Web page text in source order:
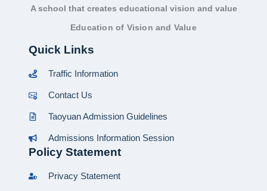
A school that creates educational vision and value
Education of Vision and Value
Quick Links
Traffic Information
Contact Us
Taoyuan Admission Guidelines
Admissions Information Session
Policy Statement
Privacy Statement